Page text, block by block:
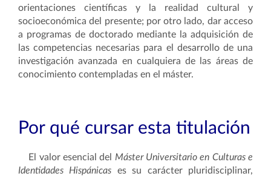
orientaciones científicas y la realidad cultural y
socioeconómica del presente; por otro lado, dar acceso
a programas de doctorado mediante la adquisición de
las competencias necesarias para el desarrollo de una
investigación avanzada en cualquiera de las áreas de
conocimiento contempladas en el máster.
Por qué cursar esta titulación
El valor esencial del Máster Universitario en Culturas e
Identidades Hispánicas es su carácter pluridisciplinar,